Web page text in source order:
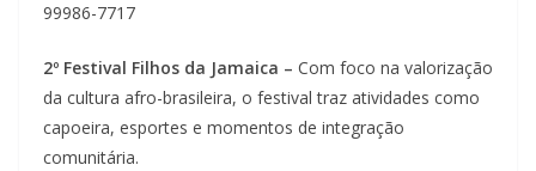
99986-7717
2º Festival Filhos da Jamaica – Com foco na valorização
da cultura afro-brasileira, o festival traz atividades como
capoeira, esportes e momentos de integração
comunitária.